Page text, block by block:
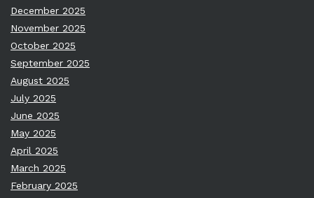
December 2025
November 2025
October 2025
September 2025
August 2025
July 2025
June 2025
May 2025
April 2025
March 2025
February 2025